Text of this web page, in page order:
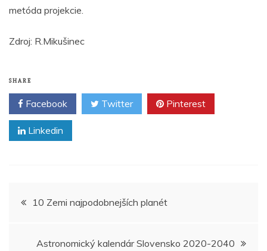
metóda projekcie.
Zdroj: R.Mikušinec
SHARE
Facebook Twitter Pinterest
Linkedin
Navigácia
10 Zemi najpodobnejších planét
Astronomický kalendár Slovensko 2020-2040